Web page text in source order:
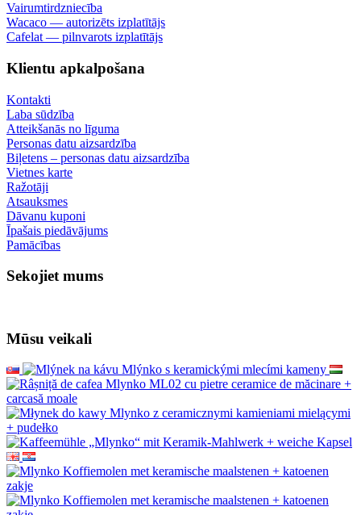
Vairumtirdzniecība
Wacaco — autorizēts izplatītājs
Cafelat — pilnvarots izplatītājs
Klientu apkalpošana
Kontakti
Laba sūdzība
Atteikšanās no līguma
Personas datu aizsardzība
Biļetens – personas datu aizsardzība
Vietnes karte
Ražotāji
Atsauksmes
Dāvanu kuponi
Īpašais piedāvājums
Pamācības
Sekojiet mums
Mūsu veikali